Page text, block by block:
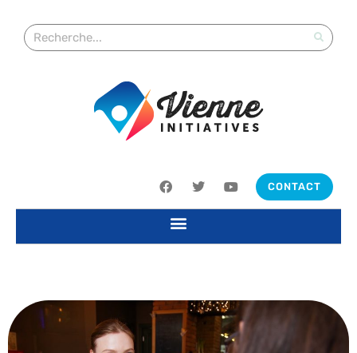
CONTACT